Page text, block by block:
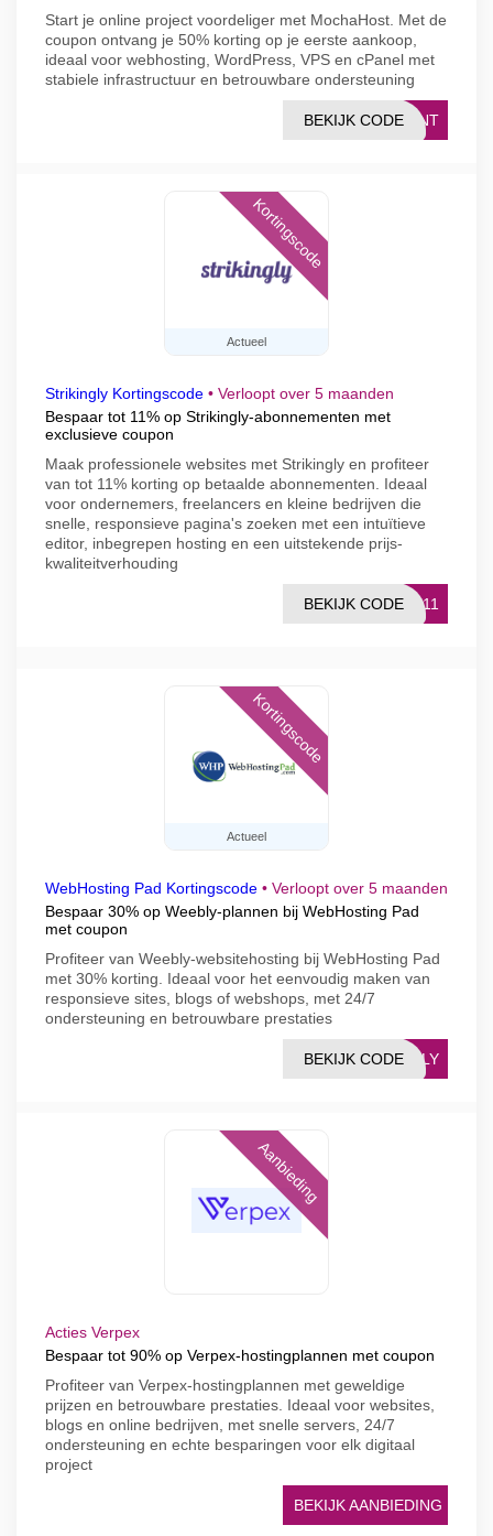
Start je online project voordeliger met MochaHost. Met de
coupon ontvang je 50% korting op je eerste aankoop,
ideaal voor webhosting, WordPress, VPS en cPanel met
stabiele infrastructuur en betrouwbare ondersteuning
OUNT
BEKIJK CODE
Actueel
Kortingscode
Strikingly Kortingscode • Verloopt over 5 maanden
Bespaar tot 11% op Strikingly-abonnementen met
exclusieve coupon
Maak professionele websites met Strikingly en profiteer
van tot 11% korting op betaalde abonnementen. Ideaal
voor ondernemers, freelancers en kleine bedrijven die
snelle, responsieve pagina's zoeken met een intuïtieve
editor, inbegrepen hosting en een uitstekende prijs-
kwaliteitverhouding
ET11
BEKIJK CODE
Actueel
Kortingscode
WebHosting Pad Kortingscode • Verloopt over 5 maanden
Bespaar 30% op Weebly-plannen bij WebHosting Pad
met coupon
Profiteer van Weebly-websitehosting bij WebHosting Pad
met 30% korting. Ideaal voor het eenvoudig maken van
responsieve sites, blogs of webshops, met 24/7
ondersteuning en betrouwbare prestaties
EBLY
BEKIJK CODE
Aanbieding
Acties Verpex
Bespaar tot 90% op Verpex-hostingplannen met coupon
Profiteer van Verpex-hostingplannen met geweldige
prijzen en betrouwbare prestaties. Ideaal voor websites,
blogs en online bedrijven, met snelle servers, 24/7
ondersteuning en echte besparingen voor elk digitaal
project
BEKIJK AANBIEDING